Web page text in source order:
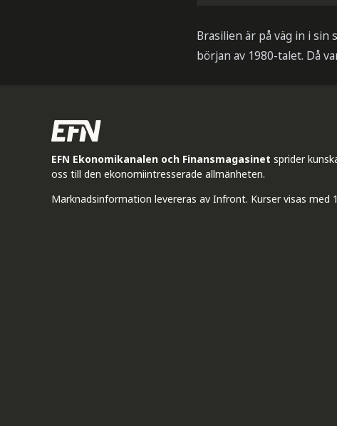
Brasilien är på väg in i
början av 1980-talet. Då
EFN Ekonomikanalen och Finansmagasinet sprider
oss till den ekonomiintresserade allmänheten.
Marknadsinformation levereras av Infront. Kurser visas med